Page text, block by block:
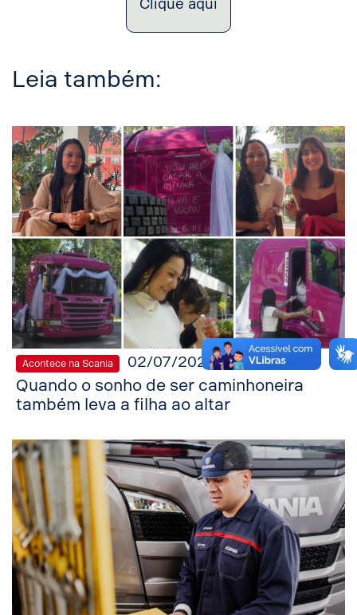
Clique aqui
Leia também:
Acontece na Scania 02/07/2026
Quando o sonho de ser caminhoneira
também leva a filha ao altar